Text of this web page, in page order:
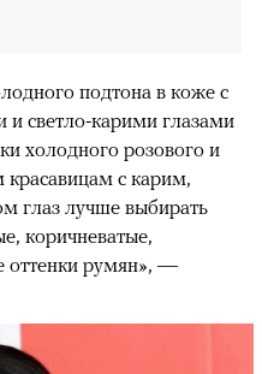
подтона в коже с
светло-карими глазами
холодного розового и
с карим,
глаз лучше выбирать
коричневатые,
оттенки румян», —